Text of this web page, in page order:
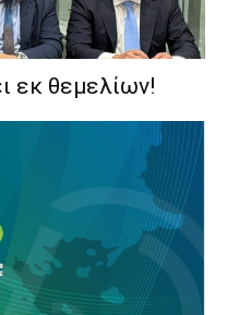
εκ θεμελίων!